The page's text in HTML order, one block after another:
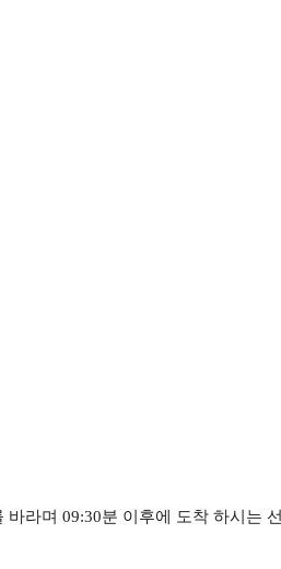
바라며 09:30분 이후에 도착 하시는 선